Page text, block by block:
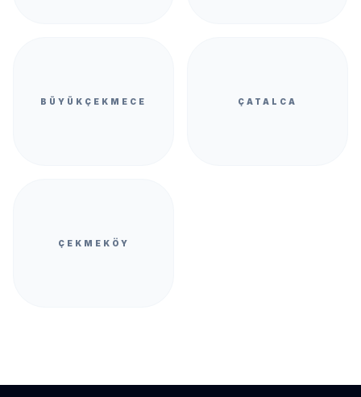
BÜYÜKÇEKMECE ÇATALCA
ÇEKMEKÖY